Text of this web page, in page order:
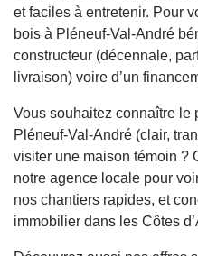
et faciles à entretenir. Pour
bois à Pléneuf-Val-André
constructeur (décennale,
livraison) voire d’un
Vous souhaitez connaître le
Pléneuf-Val-André (clair,
visiter une maison témoin ?
notre agence locale pour
nos chantiers rapides, et
immobilier dans les Côtes